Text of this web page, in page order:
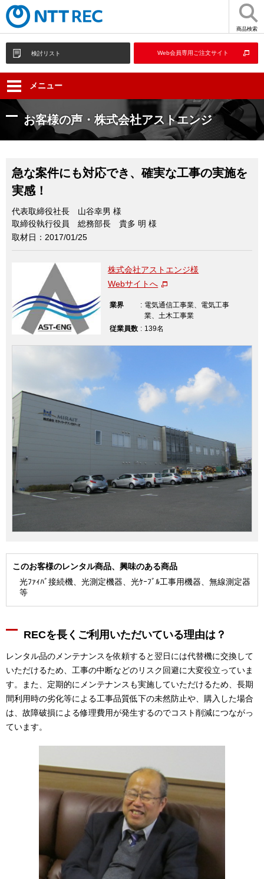
商品検索
検討リスト Web会員専用ご注文サイト
メニュー
お客様の声・株式会社アストエンジ
急な案件にも対応でき、確実な工事の実施を
実感！
代表取締役社長 山谷幸男 様
取締役執行役員 総務部長 貴多 明 様
取材日：2017/01/25
株式会社アストエンジ様
Webサイトへ
業界 : 電気通信工事業、電気工事
業、土木工事業
従業員数 : 139名
このお客様のレンタル商品、興味のある商品
光ﾌｧｨﾊﾞ接続機、光測定機器、光ｹｰﾌﾞﾙ工事用機器、無線測定器
等
RECを長くご利用いただいている理由は？
レンタル品のメンテナンスを依頼すると翌日には代替機に交換して
いただけるため、工事の中断などのリスク回避に大変役立っていま
す。また、定期的にメンテナンスも実施していただけるため、長期
間利用時の劣化等による工事品質低下の未然防止や、購入した場合
は、故障破損による修理費用が発生するのでコスト削減につながっ
ています。